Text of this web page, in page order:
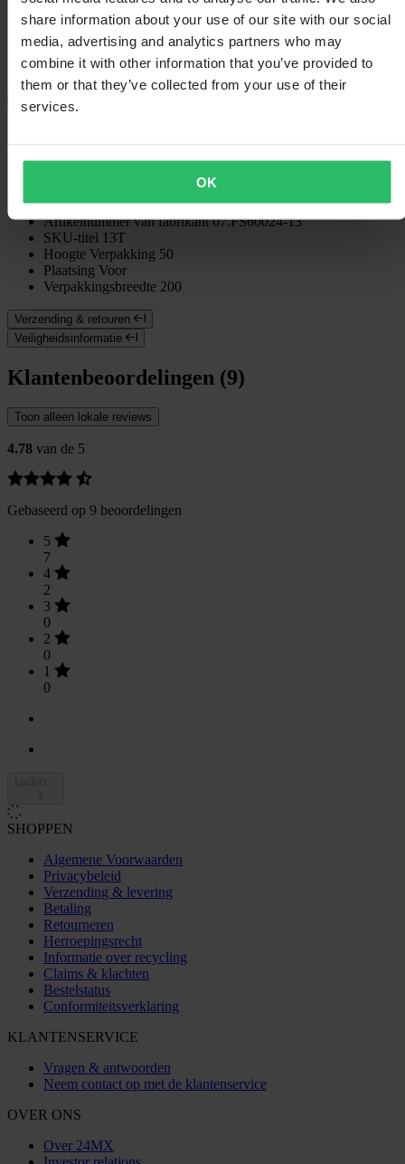
share information about your use of our site with our social
media, advertising and analytics partners who may
combine it with other information that you’ve provided to
them or that they’ve collected from your use of their
services.
OK
technische onderdelen zoals zuigers, cranks en pakkingen.
Nu heeft het ProX-assortiment nog meer te bieden met ketting- en
tandwielsets!
ProX stalen voortandwiel is lichtgewicht en heeft moddergroeven
voor optimale
Volledige beschrijving weergeven
Verpakkingslengte200
Artikelnummer van fabrikant07.FS60024-13
SKU-titel 13T
Hoogte Verpakking 50
Plaatsing Voor
Verpakkingsbreedte 200
Verzending & retouren
Veiligheidsinformatie
Klantenbeoordelingen (9)
Toon alleen lokale reviews
4.78 van de 5
Gebaseerd op 9 beoordelingen
5
7
4
2
3
0
2
0
1
0
SHOPPEN
Algemene Voorwaarden
Privacybeleid
Verzending & levering
Betaling
Retourneren
Herroepingsrecht
Informatie over recycling
Claims & klachten
Bestelstatus
Conformiteitsverklaring
KLANTENSERVICE
Vragen & antwoorden
Neem contact op met de klantenservice
OVER ONS
Over 24MX